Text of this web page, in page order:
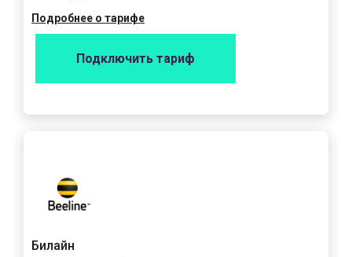
Подробнее о тарифе
Подключить тариф
Билайн